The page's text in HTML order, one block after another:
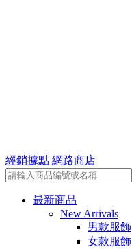
經銷據點 網路商店
最新商品
New Arrivals
男款服飾
女款服飾